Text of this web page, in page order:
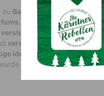
zu Bargeld im niedrigen
. Anschließend kehrte
, in der Hoffnung,
verständigte die Polizei. Im
identifiziert werden. Die
auch dasrestliche